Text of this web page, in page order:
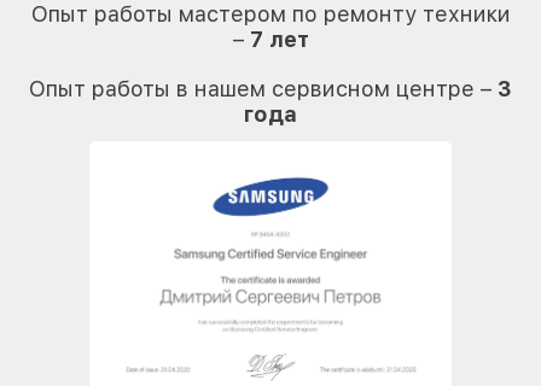
Опыт работы мастером по ремонту техники
– 7 лет
Опыт работы в нашем сервисном центре – 3
года